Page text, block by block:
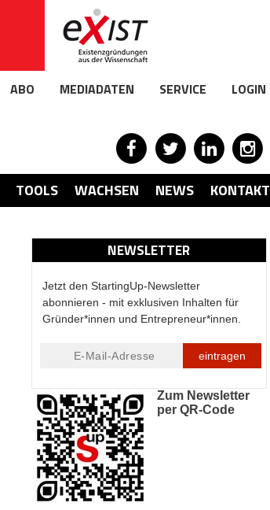
ABO MEDIADATEN SERVICE LOGIN
TOOLS WACHSEN NEWS KONTAKT
NEWSLETTER
Jetzt den StartingUp-Newsletter
abonnieren - mit exklusiven Inhalten für
Gründer*innen und Entrepreneur*innen.
eintragen
Zum Newsletter
per QR-Code